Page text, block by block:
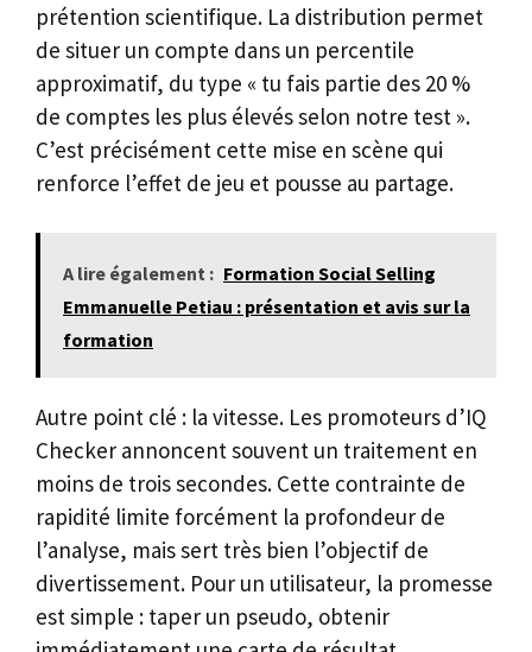
prétention scientifique. La distribution permet
de situer un compte dans un percentile
approximatif, du type « tu fais partie des 20 %
de comptes les plus élevés selon notre test ».
C’est précisément cette mise en scène qui
renforce l’effet de jeu et pousse au partage.
A lire également : Formation Social Selling
Emmanuelle Petiau : présentation et avis sur la
formation
Autre point clé : la vitesse. Les promoteurs d’IQ
Checker annoncent souvent un traitement en
moins de trois secondes. Cette contrainte de
rapidité limite forcément la profondeur de
l’analyse, mais sert très bien l’objectif de
divertissement. Pour un utilisateur, la promesse
est simple : taper un pseudo, obtenir